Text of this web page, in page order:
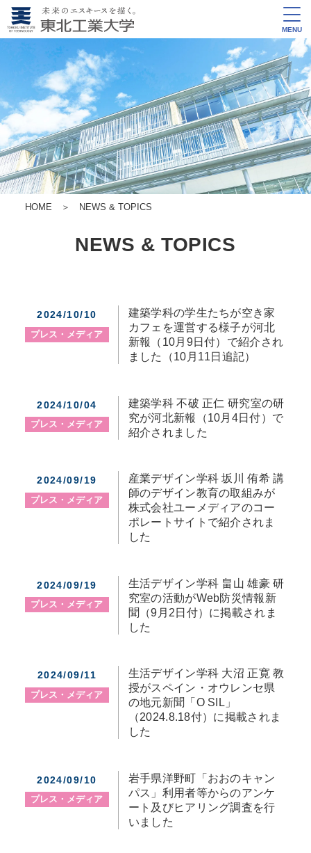
MENU
HOME ＞ NEWS & TOPICS
NEWS & TOPICS
2024/10/10
プレス・メディア
建築学科の学生たちが空き家
カフェを運営する様子が河北
新報（10月9日付）で紹介され
ました（10月11日追記）
2024/10/04
プレス・メディア
建築学科 不破 正仁 研究室の研
究が河北新報（10月4日付）で
紹介されました
2024/09/19
プレス・メディア
産業デザイン学科 坂川 侑希 講
師のデザイン教育の取組みが
株式会社ユーメディアのコー
ポレートサイトで紹介されま
した
2024/09/19
プレス・メディア
生活デザイン学科 畠山 雄豪 研
究室の活動がWeb防災情報新
聞（9月2日付）に掲載されま
した
2024/09/11
プレス・メディア
生活デザイン学科 大沼 正寛 教
授がスペイン・オウレンセ県
の地元新聞「O SIL」
（2024.8.18付）に掲載されま
した
2024/09/10
プレス・メディア
岩手県洋野町「おおのキャン
パス」利用者等からのアンケ
ート及びヒアリング調査を行
いました